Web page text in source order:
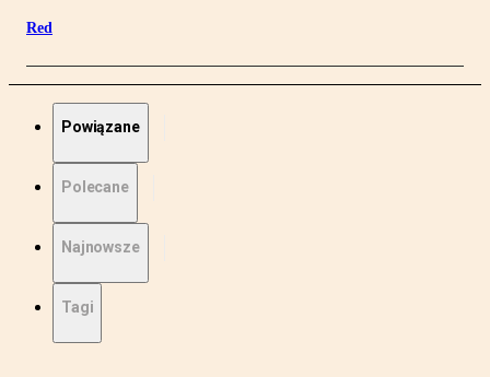
Red
Powiązane
Polecane
Najnowsze
Tagi